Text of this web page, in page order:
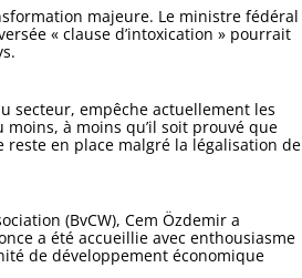
majeure. Le ministre fédéral
« clause d’intoxication » pourrait
secteur, empêche actuellement les
à moins qu’il soit prouvé que
reste en place malgré la légalisation de
(BvCW), Cem Özdemir a
a été accueillie avec enthousiasme
de développement économique